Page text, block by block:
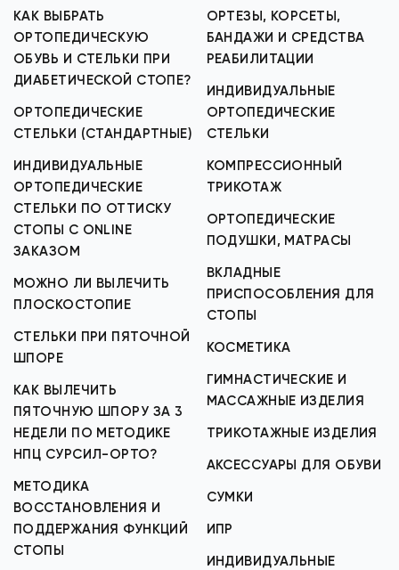
КАК ВЫБРАТЬ
ОРТОПЕДИЧЕСКУЮ
ОБУВЬ И СТЕЛЬКИ ПРИ
ДИАБЕТИЧЕСКОЙ СТОПЕ?
ОРТОПЕДИЧЕСКИЕ
СТЕЛЬКИ (СТАНДАРТНЫЕ)
ИНДИВИДУАЛЬНЫЕ
ОРТОПЕДИЧЕСКИЕ
СТЕЛЬКИ ПО ОТТИСКУ
СТОПЫ С ONLINE
ЗАКАЗОМ
МОЖНО ЛИ ВЫЛЕЧИТЬ
ПЛОСКОСТОПИЕ
СТЕЛЬКИ ПРИ ПЯТОЧНОЙ
ШПОРЕ
КАК ВЫЛЕЧИТЬ
ПЯТОЧНУЮ ШПОРУ ЗА 3
НЕДЕЛИ ПО МЕТОДИКЕ
НПЦ СУРСИЛ-ОРТО?
МЕТОДИКА
ВОССТАНОВЛЕНИЯ И
ПОДДЕРЖАНИЯ ФУНКЦИЙ
СТОПЫ
ОРТЕЗЫ, КОРСЕТЫ,
БАНДАЖИ И СРЕДСТВА
РЕАБИЛИТАЦИИ
ИНДИВИДУАЛЬНЫЕ
ОРТОПЕДИЧЕСКИЕ
СТЕЛЬКИ
КОМПРЕССИОННЫЙ
ТРИКОТАЖ
ОРТОПЕДИЧЕСКИЕ
ПОДУШКИ, МАТРАСЫ
ВКЛАДНЫЕ
ПРИСПОСОБЛЕНИЯ ДЛЯ
СТОПЫ
КОСМЕТИКА
ГИМНАСТИЧЕСКИЕ И
МАССАЖНЫЕ ИЗДЕЛИЯ
ТРИКОТАЖНЫЕ ИЗДЕЛИЯ
АКСЕССУАРЫ ДЛЯ ОБУВИ
СУМКИ
ИПР
ИНДИВИДУАЛЬНЫЕ